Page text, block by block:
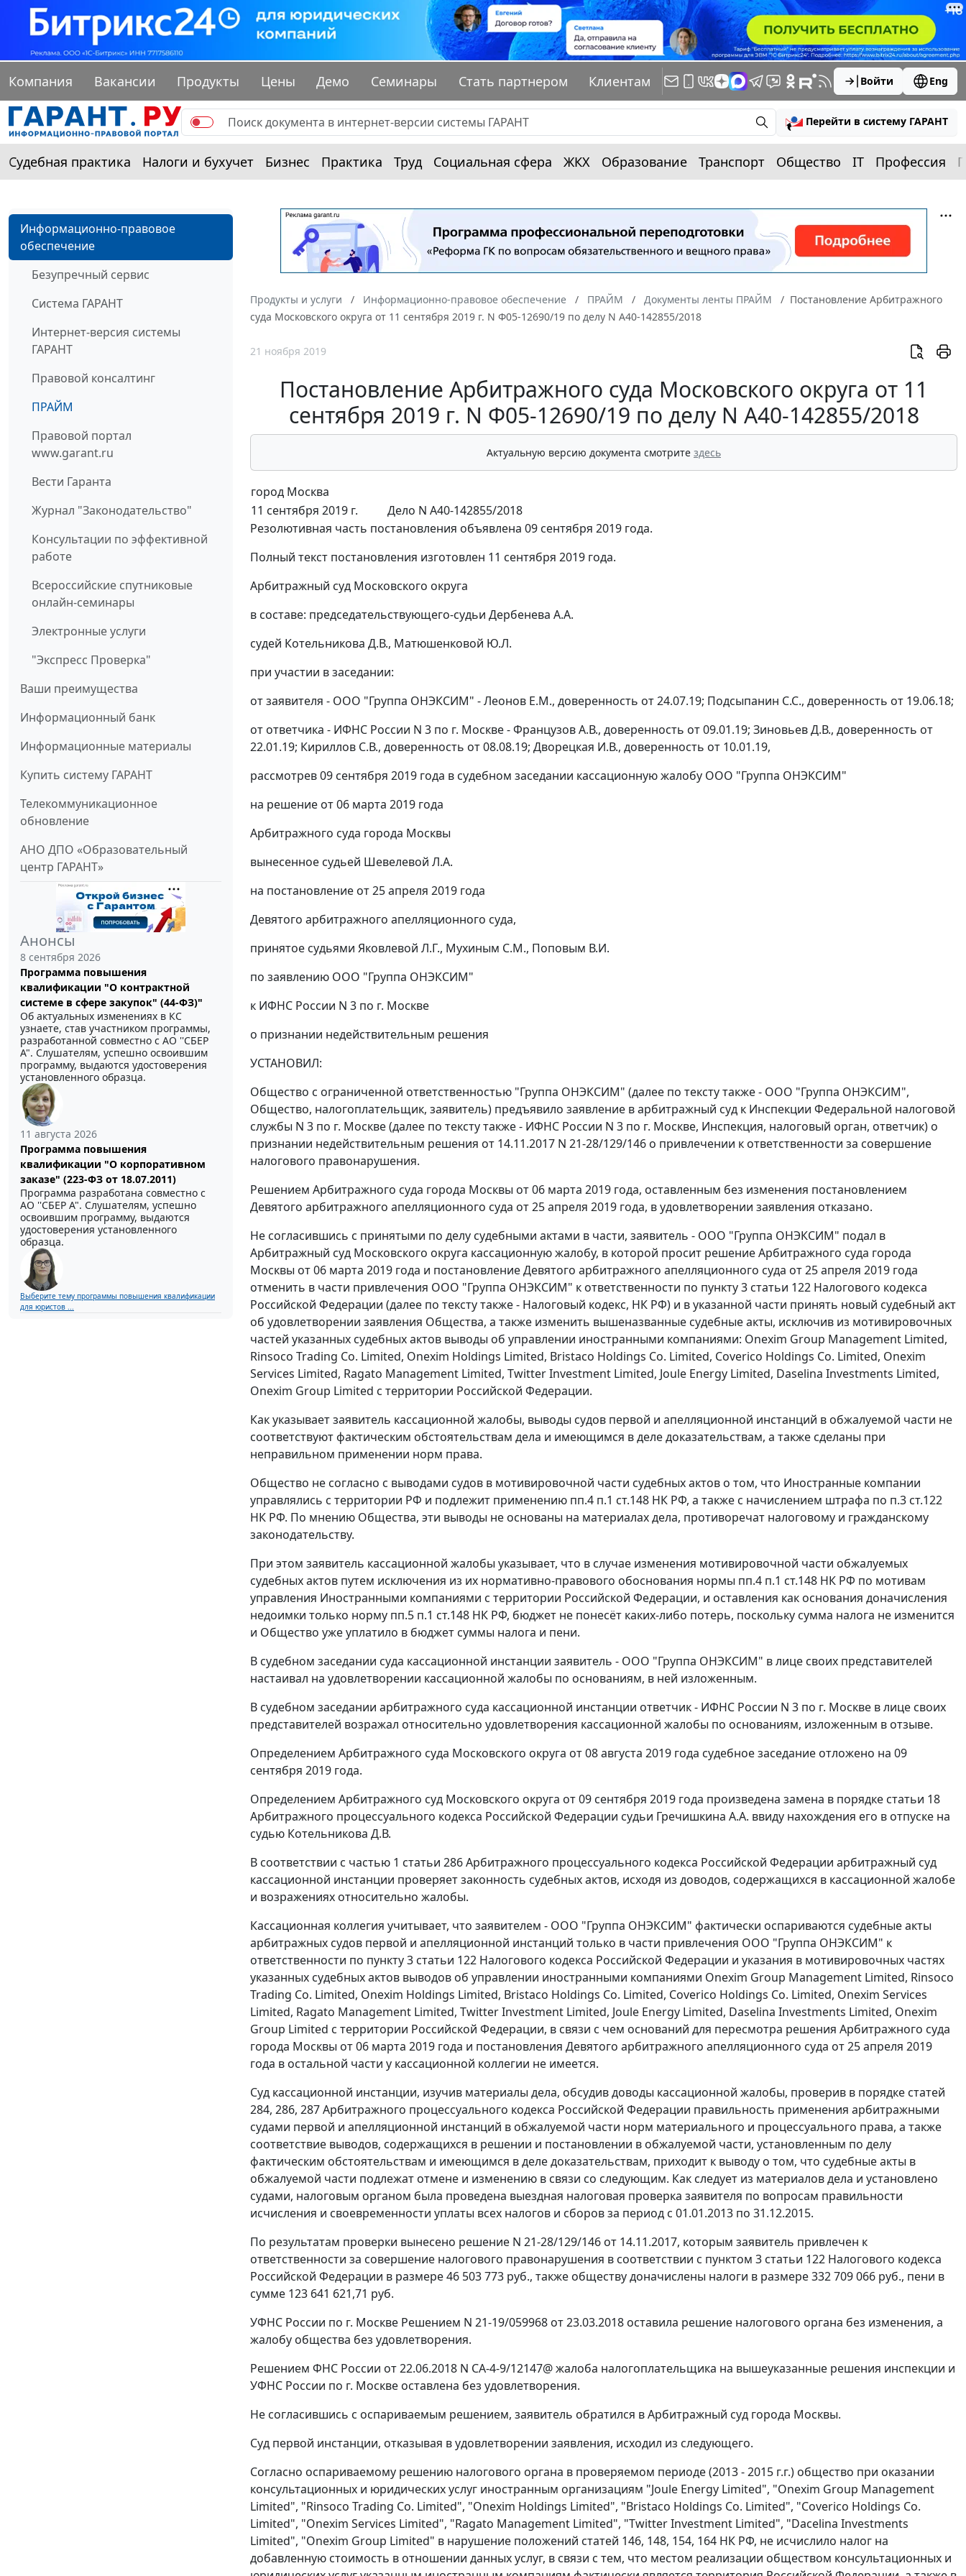
Компания Вакансии Продукты Цены Демо Семинары Стать партнером Клиентам Войти Eng
Перейти в систему ГАРАНТ
Судебная практика Налоги и бухучет Бизнес Практика Труд Социальная сфера ЖКХ Образование Транспорт Общество IT Профессия
Информационно-правовое
обеспечение
Безупречный сервис
Система ГАРАНТ
Интернет-версия системы
ГАРАНТ
Правовой консалтинг
ПРАЙМ
Правовой портал
www.garant.ru
Вести Гаранта
Журнал "Законодательство"
Консультации по эффективной
работе
Всероссийские спутниковые
онлайн-семинары
Электронные услуги
"Экспресс Проверка"
Ваши преимущества
Информационный банк
Информационные материалы
Купить систему ГАРАНТ
Телекоммуникационное
обновление
АНО ДПО «Образовательный
центр ГАРАНТ»
Анонсы
8 сентября 2026
Программа повышения
квалификации "О контрактной
системе в сфере закупок" (44-ФЗ)"
Об актуальных изменениях в КС
узнаете, став участником программы,
разработанной совместно с АО ''СБЕР
А". Слушателям, успешно освоившим
программу, выдаются удостоверения
установленного образца.
11 августа 2026
Программа повышения
квалификации "О корпоративном
заказе" (223-ФЗ от 18.07.2011)
Программа разработана совместно с
АО ''СБЕР А". Слушателям, успешно
освоившим программу, выдаются
удостоверения установленного
образца.
Выберите тему программы повышения квалификации
для юристов ...
Продукты и услуги Информационно-правовое обеспечение ПРАЙМ Документы ленты ПРАЙМ
Постановление Арбитражного
суда Московского округа от 11 сентября 2019 г. N Ф05-12690/19 по делу N А40-142855/2018
21 ноября 2019
Постановление Арбитражного суда Московского округа от 11
сентября 2019 г. N Ф05-12690/19 по делу N А40-142855/2018
Актуальную версию документа смотрите здесь
город Москва
11 сентября 2019 г.
Дело N А40-142855/2018
Резолютивная часть постановления объявлена 09 сентября 2019 года.
Полный текст постановления изготовлен 11 сентября 2019 года.
Арбитражный суд Московского округа
в составе: председательствующего-судьи Дербенева А.А.
судей Котельникова Д.В., Матюшенковой Ю.Л.
при участии в заседании:
от заявителя - ООО "Группа ОНЭКСИМ" - Леонов Е.М., доверенность от 24.07.19; Подсыпанин С.С., доверенность от 19.06.18;
от ответчика - ИФНС России N 3 по г. Москве - Французов А.В., доверенность от 09.01.19; Зиновьев Д.В., доверенность от
22.01.19; Кириллов С.В., доверенность от 08.08.19; Дворецкая И.В., доверенность от 10.01.19,
рассмотрев 09 сентября 2019 года в судебном заседании кассационную жалобу ООО "Группа ОНЭКСИМ"
на решение от 06 марта 2019 года
Арбитражного суда города Москвы
вынесенное судьей Шевелевой Л.А.
на постановление от 25 апреля 2019 года
Девятого арбитражного апелляционного суда,
принятое судьями Яковлевой Л.Г., Мухиным С.М., Поповым В.И.
по заявлению ООО "Группа ОНЭКСИМ"
к ИФНС России N 3 по г. Москве
о признании недействительным решения
УСТАНОВИЛ:
Общество с ограниченной ответственностью "Группа ОНЭКСИМ" (далее по тексту также - ООО "Группа ОНЭКСИМ",
Общество, налогоплательщик, заявитель) предъявило заявление в арбитражный суд к Инспекции Федеральной налоговой
службы N 3 по г. Москве (далее по тексту также - ИФНС России N 3 по г. Москве, Инспекция, налоговый орган, ответчик) о
признании недействительным решения от 14.11.2017 N 21-28/129/146 о привлечении к ответственности за совершение
налогового правонарушения.
Решением Арбитражного суда города Москвы от 06 марта 2019 года, оставленным без изменения постановлением
Девятого арбитражного апелляционного суда от 25 апреля 2019 года, в удовлетворении заявления отказано.
Не согласившись с принятыми по делу судебными актами в части, заявитель - ООО "Группа ОНЭКСИМ" подал в
Арбитражный суд Московского округа кассационную жалобу, в которой просит решение Арбитражного суда города
Москвы от 06 марта 2019 года и постановление Девятого арбитражного апелляционного суда от 25 апреля 2019 года
отменить в части привлечения ООО "Группа ОНЭКСИМ" к ответственности по пункту 3 статьи 122 Налогового кодекса
Российской Федерации (далее по тексту также - Налоговый кодекс, НК РФ) и в указанной части принять новый судебный акт
об удовлетворении заявления Общества, а также изменить вышеназванные судебные акты, исключив из мотивировочных
частей указанных судебных актов выводы об управлении иностранными компаниями: Onexim Group Management Limited,
Rinsoco Trading Co. Limited, Onexim Holdings Limited, Bristaco Holdings Co. Limited, Coverico Holdings Co. Limited, Onexim
Services Limited, Ragato Management Limited, Twitter Investment Limited, Joule Energy Limited, Daselina Investments Limited,
Onexim Group Limited с территории Российской Федерации.
Как указывает заявитель кассационной жалобы, выводы судов первой и апелляционной инстанций в обжалуемой части не
соответствуют фактическим обстоятельствам дела и имеющимся в деле доказательствам, а также сделаны при
неправильном применении норм права.
Общество не согласно с выводами судов в мотивировочной части судебных актов о том, что Иностранные компании
управлялись с территории РФ и подлежит применению пп.4 п.1 ст.148 НК РФ, а также с начислением штрафа по п.3 ст.122
НК РФ. По мнению Общества, эти выводы не основаны на материалах дела, противоречат налоговому и гражданскому
законодательству.
При этом заявитель кассационной жалобы указывает, что в случае изменения мотивировочной части обжалуемых
судебных актов путем исключения из их нормативно-правового обоснования нормы пп.4 п.1 ст.148 НК РФ по мотивам
управления Иностранными компаниями с территории Российской Федерации, и оставления как основания доначисления
недоимки только норму пп.5 п.1 ст.148 НК РФ, бюджет не понесёт каких-либо потерь, поскольку сумма налога не изменится
и Общество уже уплатило в бюджет суммы налога и пени.
В судебном заседании суда кассационной инстанции заявитель - ООО "Группа ОНЭКСИМ" в лице своих представителей
настаивал на удовлетворении кассационной жалобы по основаниям, в ней изложенным.
В судебном заседании арбитражного суда кассационной инстанции ответчик - ИФНС России N 3 по г. Москве в лице своих
представителей возражал относительно удовлетворения кассационной жалобы по основаниям, изложенным в отзыве.
Определением Арбитражного суда Московского округа от 08 августа 2019 года судебное заседание отложено на 09
сентября 2019 года.
Определением Арбитражного суд Московского округа от 09 сентября 2019 года произведена замена в порядке статьи 18
Арбитражного процессуального кодекса Российской Федерации судьи Гречишкина А.А. ввиду нахождения его в отпуске на
судью Котельникова Д.В.
В соответствии с частью 1 статьи 286 Арбитражного процессуального кодекса Российской Федерации арбитражный суд
кассационной инстанции проверяет законность судебных актов, исходя из доводов, содержащихся в кассационной жалобе
и возражениях относительно жалобы.
Кассационная коллегия учитывает, что заявителем - ООО "Группа ОНЭКСИМ" фактически оспариваются судебные акты
арбитражных судов первой и апелляционной инстанций только в части привлечения ООО "Группа ОНЭКСИМ" к
ответственности по пункту 3 статьи 122 Налогового кодекса Российской Федерации и указания в мотивировочных частях
указанных судебных актов выводов об управлении иностранными компаниями Onexim Group Management Limited, Rinsoco
Trading Co. Limited, Onexim Holdings Limited, Bristaco Holdings Co. Limited, Coverico Holdings Co. Limited, Onexim Services
Limited, Ragato Management Limited, Twitter Investment Limited, Joule Energy Limited, Daselina Investments Limited, Onexim
Group Limited с территории Российской Федерации, в связи с чем оснований для пересмотра решения Арбитражного суда
города Москвы от 06 марта 2019 года и постановления Девятого арбитражного апелляционного суда от 25 апреля 2019
года в остальной части у кассационной коллегии не имеется.
Суд кассационной инстанции, изучив материалы дела, обсудив доводы кассационной жалобы, проверив в порядке статей
284, 286, 287 Арбитражного процессуального кодекса Российской Федерации правильность применения арбитражными
судами первой и апелляционной инстанций в обжалуемой части норм материального и процессуального права, а также
соответствие выводов, содержащихся в решении и постановлении в обжалуемой части, установленным по делу
фактическим обстоятельствам и имеющимся в деле доказательствам, приходит к выводу о том, что судебные акты в
обжалуемой части подлежат отмене и изменению в связи со следующим. Как следует из материалов дела и установлено
судами, налоговым органом была проведена выездная налоговая проверка заявителя по вопросам правильности
исчисления и своевременности уплаты всех налогов и сборов за период с 01.01.2013 по 31.12.2015.
По результатам проверки вынесено решение N 21-28/129/146 от 14.11.2017, которым заявитель привлечен к
ответственности за совершение налогового правонарушения в соответствии с пунктом 3 статьи 122 Налогового кодекса
Российской Федерации в размере 46 503 773 руб., также обществу доначислены налоги в размере 332 709 066 руб., пени в
сумме 123 641 621,71 руб.
УФНС России по г. Москве Решением N 21-19/059968 от 23.03.2018 оставила решение налогового органа без изменения, а
жалобу общества без удовлетворения.
Решением ФНС России от 22.06.2018 N СА-4-9/12147@ жалоба налогоплательщика на вышеуказанные решения инспекции и
УФНС России по г. Москве оставлена без удовлетворения.
Не согласившись с оспариваемым решением, заявитель обратился в Арбитражный суд города Москвы.
Суд первой инстанции, отказывая в удовлетворении заявления, исходил из следующего.
Согласно оспариваемому решению налогового органа в проверяемом периоде (2013 - 2015 г.г.) общество при оказании
консультационных и юридических услуг иностранным организациям "Joule Energy Limited", "Onexim Group Management
Limited", "Rinsoco Trading Co. Limited", "Onexim Holdings Limited", "Bristaco Holdings Co. Limited", "Coverico Holdings Co.
Limited", "Onexim Services Limited", "Ragato Management Limited", "Twitter Investment Limited", "Dacelina Investments
Limited", "Onexim Group Limited" в нарушение положений статей 146, 148, 154, 164 НК РФ, не исчислило налог на
добавленную стоимость в отношении данных услуг, в связи с тем, что местом реализации обществом консультационных и